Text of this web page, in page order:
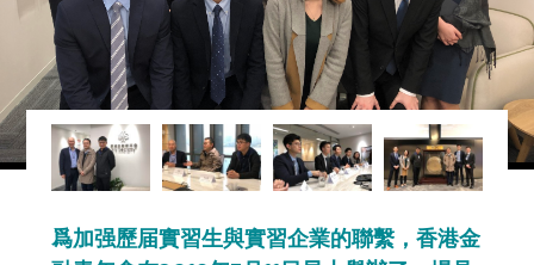
爲加强歷届實習生與實習企業的聯繫，香港金